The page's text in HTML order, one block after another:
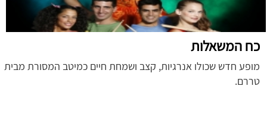
כח המשאלות
מופע חדש שכולו אנרגיות, קצב ושמחת חיים כמיטב המסורת מבית
טררם.